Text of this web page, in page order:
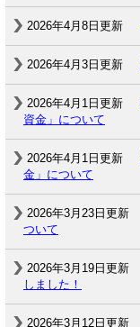
2026年4月8日更新
2026年4月3日更新
2026年4月1日更新
資金」について
2026年4月1日更新
金」について
2026年3月23日更新
ついて
2026年3月19日更新
しました！
2026年3月12日更新